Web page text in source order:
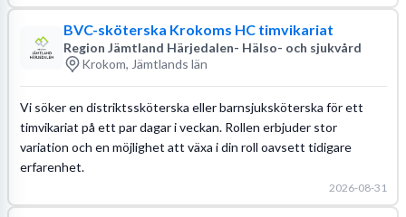
BVC-sköterska Krokoms HC timvikariat
Region Jämtland Härjedalen- Hälso- och sjukvård
Krokom, Jämtlands län
Vi söker en distriktssköterska eller barnsjuksköterska för ett
timvikariat på ett par dagar i veckan. Rollen erbjuder stor
variation och en möjlighet att växa i din roll oavsett tidigare
erfarenhet.
2026-08-31